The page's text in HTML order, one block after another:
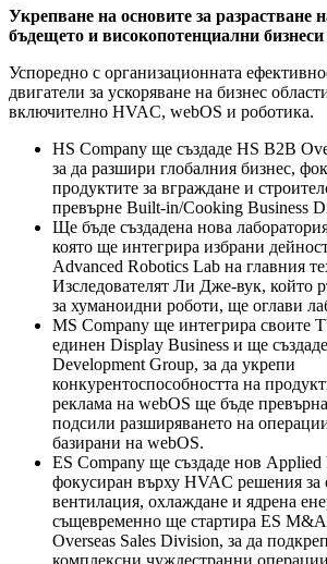
Укрепване на основите за разрастване
бъдещето и високопотенциални бизнеси
Успоредно с организационната
двигатели за ускоряване на бизнес
включително HVAC, webOS и роботика.
HS Company ще създаде HS B2B
за да разшири глобалния бизнес,
продуктите за вграждане и
превърне Built-in/Cooking Business
Ще бъде създадена нова
която ще интегрира избрани
Advanced Robotics Lab на главния
Изследователят Ли Дже-вук, който
за хуманоидни роботи, ще оглави
MS Company ще интегрира своите
единен Display Business и ще
Development Group, за да укрепи
конкурентоспособността на
реклама на webOS ще бъде
подсили разширяването на
базирани на webOS.
ES Company ще създаде нов Applied
фокусиран върху HVAC решения за
вентилация, охлаждане и ядрена
същевременно ще стартира ES
Overseas Sales Division, за да
комплексни чуждестранни